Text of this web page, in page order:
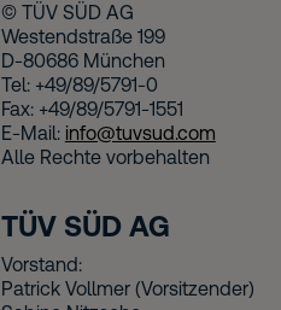
© TÜV SÜD AG
Westendstraße 199
D-80686 München
Tel: +49/89/5791-0
Fax: +49/89/5791-1551
E-Mail: info@tuvsud.com
Alle Rechte vorbehalten
TÜV SÜD AG
Vorstand:
Patrick Vollmer (Vorsitzender)